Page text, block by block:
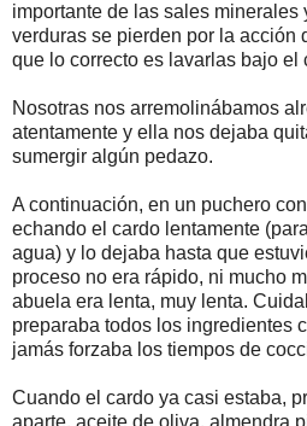
importante de las sales minerales
verduras se pierden por la acción
que lo correcto es lavarlas bajo el
Nosotras nos arremolinábamos
atentamente y ella nos dejaba
sumergir algún pedazo.
A continuación, en un puchero
echando el cardo lentamente
agua) y lo dejaba hasta que
proceso no era rápido, ni mucho
abuela era lenta, muy lenta.
preparaba todos los ingredientes
jamás forzaba los tiempos de
Cuando el cardo ya casi estaba,